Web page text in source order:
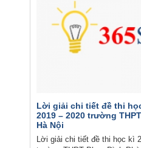
Lời giải chi tiết đề thi
2019 – 2020 trường
Hà Nội
Lời giải chi tiết đề thi học kì